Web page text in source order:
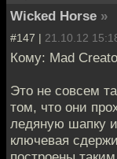
Wicked Horse »
#147 | 21.10.12
Кому: Mad
Это не совсем
том, что они
ледяную шапку
ключевая